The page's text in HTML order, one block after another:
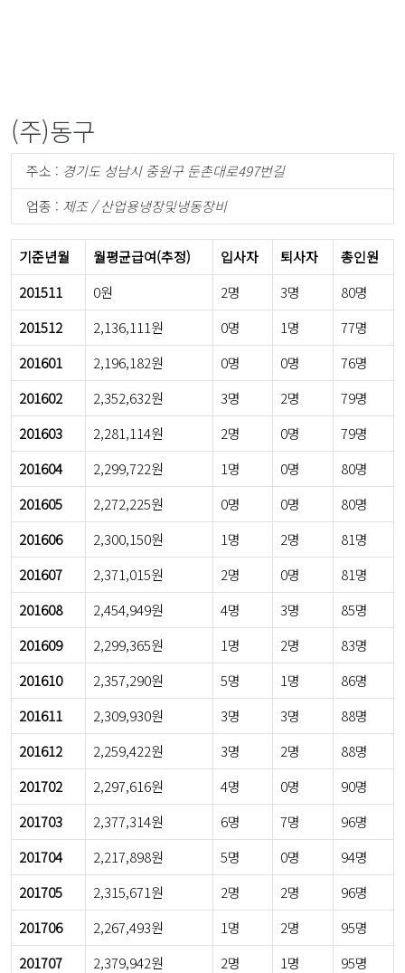
(주)동구
주소 : 경기도 성남시 중원구 둔촌대로497번길
업종 : 제조 / 산업용냉장및냉동장비
기준년월 월평균급여(추정) 입사자 퇴사자
총인원
201511
0원 2명 3명
80명
201512
2,136,111원 0명 1명
77명
201601
2,196,182원 0명 0명
76명
201602
2,352,632원 3명 2명
79명
201603
2,281,114원 2명 0명
79명
201604
2,299,722원 1명 0명
80명
201605
2,272,225원 0명 0명
80명
201606
2,300,150원 1명 2명
81명
201607
2,371,015원 2명 0명
81명
201608
2,454,949원 4명 3명
85명
201609
2,299,365원 1명 2명
83명
201610
2,357,290원 5명 1명
86명
201611
2,309,930원 3명 3명
88명
201612
2,259,422원 3명 2명
88명
201702
2,297,616원 4명 0명
90명
201703
2,377,314원 6명 7명
96명
201704
2,217,898원 5명 0명
94명
201705
2,315,671원 2명 2명
96명
201706
2,267,493원 1명 2명
95명
201707
2,379,942원 2명 1명
95명